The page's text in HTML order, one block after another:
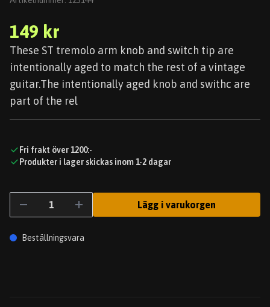
149 kr
These ST tremolo arm knob and switch tip are
intentionally aged to match the rest of a vintage
guitar.The intentionally aged knob and swithc are
part of the rel
Fri frakt över 1200:-
Produkter i lager skickas inom 1-2 dagar
Lägg i varukorgen
Beställningsvara